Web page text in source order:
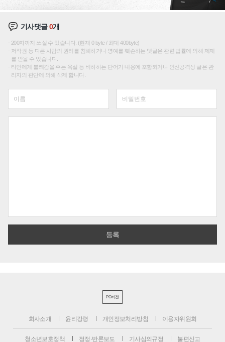
기사댓글0개
200자까지 쓰실 수 있습니다. (현재 0 byte / 최대 400byte)
저작권 등 다른 사람의 권리를 침해하거나 명예를 훼손하는 댓글은 관련 법률에 의해 제재
를 받을 수 있습니다.
타인에게 불쾌감을 주는 욕설 등 비하하는 단어가 내용에 포함되거나 인신공격성 글은 관
리자의 판단에 의해 삭제 합니다.
PC버전
회사소개 윤리강령 개인정보처리방침 이용자위원회
청소년보호정책 정정·반론보도 기사심의규정 불편신고